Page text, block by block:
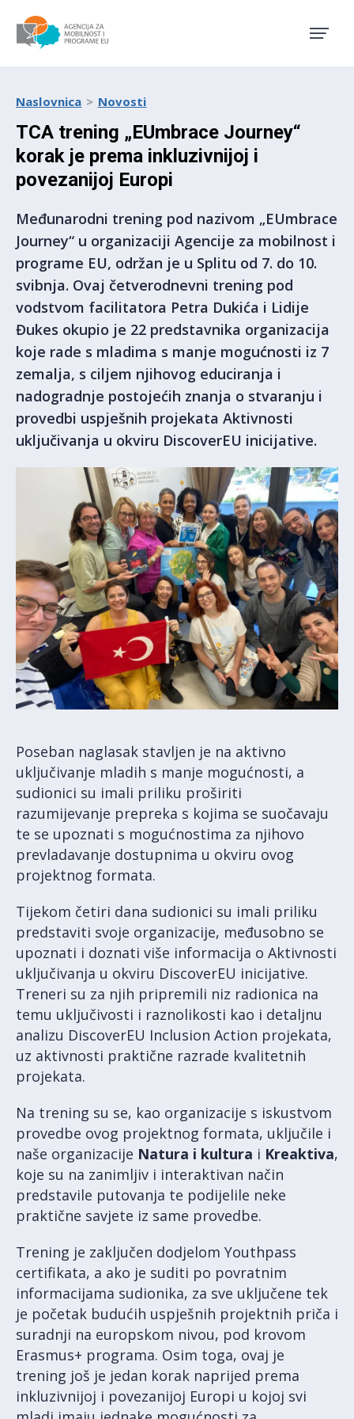
Naslovnica Novosti
TCA trening „EUmbrace Journey“
korak je prema inkluzivnijoj i
povezanijoj Europi
Međunarodni trening pod nazivom „EUmbrace
Journey“ u organizaciji Agencije za mobilnost i
programe EU, održan je u Splitu od 7. do 10.
svibnja. Ovaj četverodnevni trening pod
vodstvom facilitatora Petra Dukića i Lidije
Đukes okupio je 22 predstavnika organizacija
koje rade s mladima s manje mogućnosti iz 7
zemalja, s ciljem njihovog educiranja i
nadogradnje postojećih znanja o stvaranju i
provedbi uspješnih projekata Aktivnosti
uključivanja u okviru DiscoverEU inicijative.
Poseban naglasak stavljen je na aktivno
uključivanje mladih s manje mogućnosti, a
sudionici su imali priliku proširiti
razumijevanje prepreka s kojima se suočavaju
te se upoznati s mogućnostima za njihovo
prevladavanje dostupnima u okviru ovog
projektnog formata.
Tijekom četiri dana sudionici su imali priliku
predstaviti svoje organizacije, međusobno se
upoznati i doznati više informacija o Aktivnosti
uključivanja u okviru DiscoverEU inicijative.
Treneri su za njih pripremili niz radionica na
temu uključivosti i raznolikosti kao i detaljnu
analizu DiscoverEU Inclusion Action projekata,
uz aktivnosti praktične razrade kvalitetnih
projekata.
Na trening su se, kao organizacije s iskustvom
provedbe ovog projektnog formata, uključile i
naše organizacije Natura i kultura i Kreaktiva,
koje su na zanimljiv i interaktivan način
predstavile putovanja te podijelile neke
praktične savjete iz same provedbe.
Trening je zaključen dodjelom Youthpass
certifikata, a ako je suditi po povratnim
informacijama sudionika, za sve uključene tek
je početak budućih uspješnih projektnih priča i
suradnji na europskom nivou, pod krovom
Erasmus+ programa. Osim toga, ovaj je
trening još je jedan korak naprijed prema
inkluzivnijoj i povezanijoj Europi u kojoj svi